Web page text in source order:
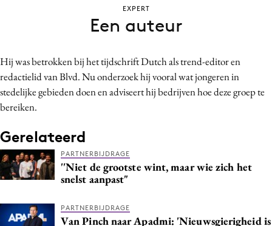
Contentmarketing
Craft
Customer Experience
Design
Digital transformation
Diversiteit
Gedragsverandering
Hij was betrokken bij het tijdschrift Dutch als trend-editor en
redactielid van Blvd. Nu onderzoek hij vooral wat jongeren in
stedelijke gebieden doen en adviseert hij bedrijven hoe deze groep te
bereiken.
Gerelateerd
PARTNERBIJDRAGE
''Niet de grootste wint, maar wie zich het
snelst aanpast"
PARTNERBIJDRAGE
Van Pinch naar Apadmi: 'Nieuwsgierigheid is
EXPERT
Een auteur